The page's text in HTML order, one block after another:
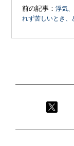
前の記事：浮気
れず苦しいとき、